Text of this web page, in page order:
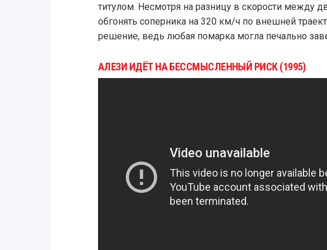
титулом. Несмотря на разницу в скорости между
обгонять соперника на 320 км/ч по внешней
решение, ведь любая помарка могла печально
АЛЕЗИ ИДЁТ НА БЕССМЫСЛЕННЫЙ РИСК (1995)